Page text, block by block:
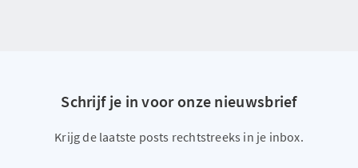
Schrijf je in voor onze nieuwsbrief
Krijg de laatste posts rechtstreeks in je inbox.